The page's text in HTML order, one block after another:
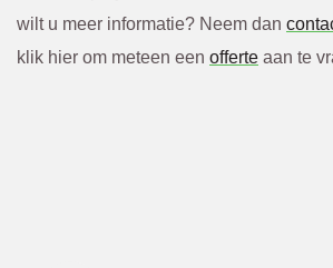
wilt u meer informatie? Neem dan
klik hier om meteen een offerte aan te